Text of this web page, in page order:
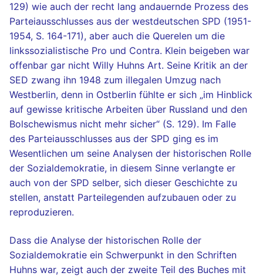
129) wie auch der recht lang andauernde Prozess des
Parteiausschlusses aus der westdeutschen SPD (1951-
1954, S. 164-171), aber auch die Querelen um die
linkssozialistische Pro und Contra. Klein beigeben war
offenbar gar nicht Willy Huhns Art. Seine Kritik an der
SED zwang ihn 1948 zum illegalen Umzug nach
Westberlin, denn in Ostberlin fühlte er sich „im Hinblick
auf gewisse kritische Arbeiten über Russland und den
Bolschewismus nicht mehr sicher“ (S. 129). Im Falle
des Parteiausschlusses aus der SPD ging es im
Wesentlichen um seine Analysen der historischen Rolle
der Sozialdemokratie, in diesem Sinne verlangte er
auch von der SPD selber, sich dieser Geschichte zu
stellen, anstatt Parteilegenden aufzubauen oder zu
reproduzieren.
Dass die Analyse der historischen Rolle der
Sozialdemokratie ein Schwerpunkt in den Schriften
Huhns war, zeigt auch der zweite Teil des Buches mit